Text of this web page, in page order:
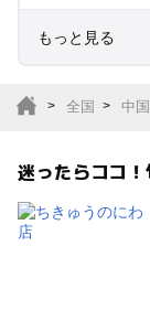
もっと見る
サファリパーク
全国 中
迷ったらココ